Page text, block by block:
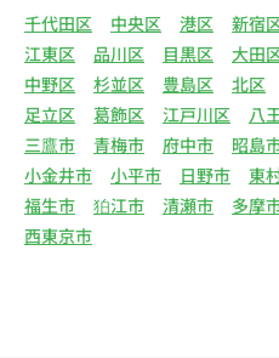
リー物件の紹介、利用契約
の締結、履行。（2）弊社
よびサービスの紹介ならび
とって有用と思われる弊
等を紹介するためのダイ
のためのアンケート等の発
る情報・サービスを提供す
電子メールまたは訪問等に
産物件の紹介・賃貸借契約
千代田区 中央区 港区 新宿
江東区
品川区 目黒区 大田
中野区
杉並区 豊島区 北区
足立区
葛飾区 江戸川区 八
三鷹市
青梅市 府中市 昭島
小金井市
小平市 日野市 東
福生市
狛江市 清瀬市 多摩
西東京市